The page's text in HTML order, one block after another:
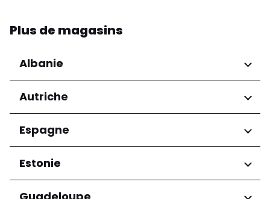
Plus de magasins
Albanie
Régions
Préfecture de Tirana
Autriche
Régions
Niederösterreich
Salzburg
Wien
Espagne
Régions
Andalucía
Estonie
Régions